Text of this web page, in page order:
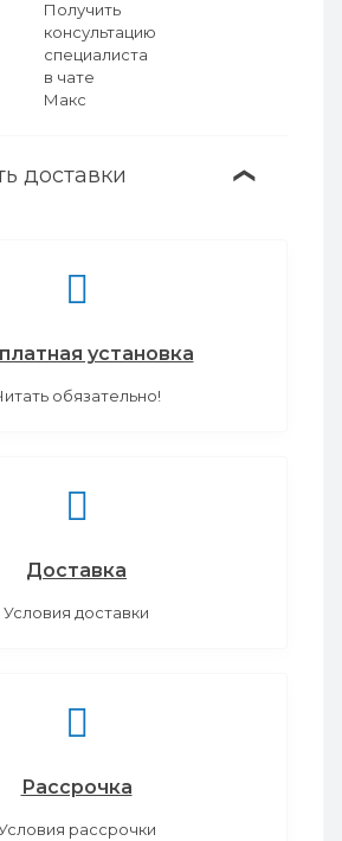
доставки ❯
установка
обязательно!
Доставка
Условия доставки
Рассрочка
рассрочки